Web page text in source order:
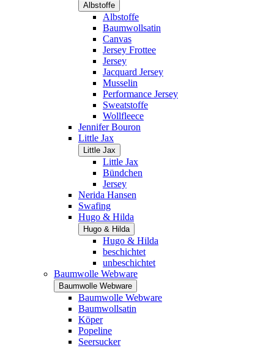
Albstoffe
Albstoffe
Baumwollsatin
Canvas
Jersey Frottee
Jersey
Jacquard Jersey
Musselin
Performance Jersey
Sweatstoffe
Wollfleece
Jennifer Bouron
Little Jax
Little Jax
Little Jax
Bündchen
Jersey
Nerida Hansen
Swafing
Hugo & Hilda
Hugo & Hilda
Hugo & Hilda
beschichtet
unbeschichtet
Baumwolle Webware
Baumwolle Webware
Baumwolle Webware
Baumwollsatin
Köper
Popeline
Seersucker